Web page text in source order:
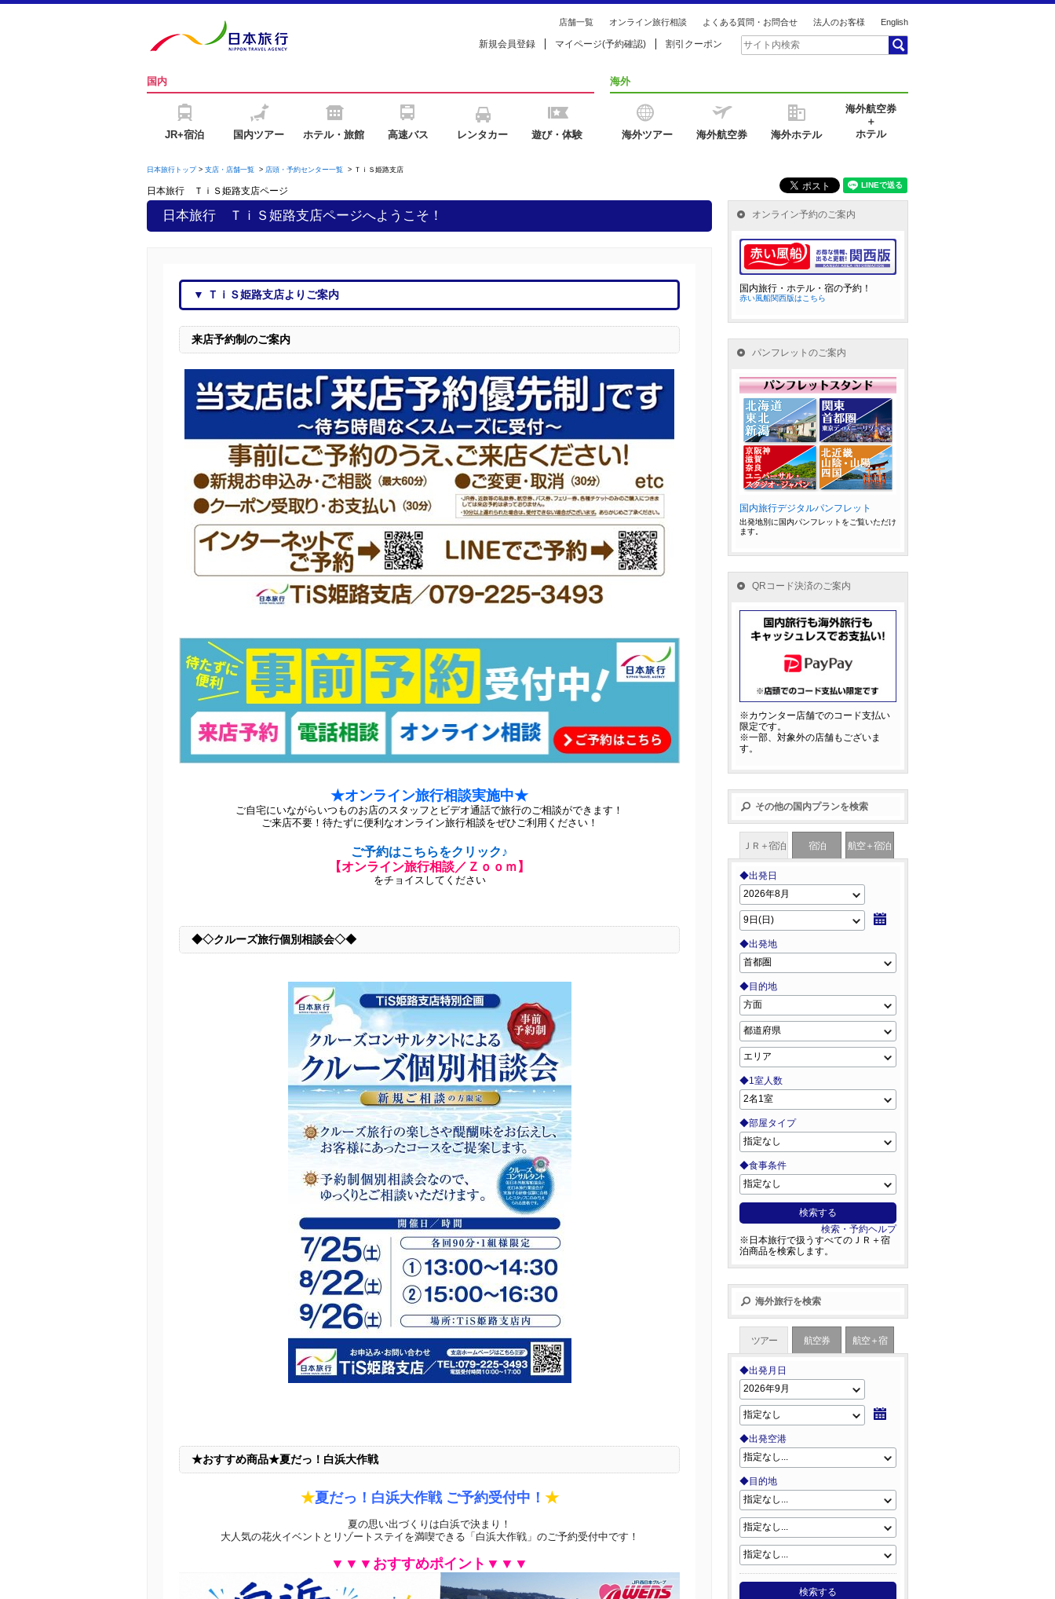
店舗一覧 オンライン旅行相談 よくある質問・お問合せ 法人のお客様 English
新規会員登録 マイページ(予約確認) 割引クーポン
国内
JR+宿泊 国内ツアー ホテル・旅館 高速バス レンタカー 遊び・体験
海外
海外ツアー 海外航空券 海外ホテル
海外航空券
＋
ホテル
日本旅行トップ> 支店・店舗一覧 > 店頭・予約センター一覧 > ＴｉＳ姫路支店
日本旅行 ＴｉＳ姫路支店ページ
日本旅行 ＴｉＳ姫路支店ページへようこそ！
▼ ＴｉＳ姫路支店よりご案内
来店予約制のご案内
★オンライン旅行相談実施中★
ご自宅にいながらいつものお店のスタッフとビデオ通話で旅行のご相談ができます！
ご来店不要！待たずに便利なオンライン旅行相談をぜひご利用ください！
ご予約はこちらをクリック♪
【オンライン旅行相談／Ｚｏｏｍ】
をチョイスしてください
◆◇クルーズ旅行個別相談会◇◆
★おすすめ商品★夏だっ！白浜大作戦
★夏だっ！白浜大作戦 ご予約受付中！ ★
夏の思い出づくりは白浜で決まり！
大人気の花火イベントとリゾートステイを満喫できる「白浜大作戦」のご予約受付中です！
▼▼▼おすすめポイント▼▼▼
オンライン予約のご案内
国内旅行・ホテル・宿の予約！
赤い風船関西版はこちら
パンフレットのご案内
国内旅行デジタルパンフレット
出発地別に国内パンフレットをご覧いただけ
ます。
QRコード決済のご案内
※カウンター店舗でのコード支払い
限定です。
※一部、対象外の店舗もございま
す。
その他の国内プランを検索
ＪＲ＋宿泊 宿泊 航空＋宿泊
◆出発日
◆出発地
◆目的地
◆1室人数
◆部屋タイプ
◆食事条件
検索する
検索・予約ヘルプ
※日本旅行で扱うすべてのＪＲ＋宿
泊商品を検索します。
海外旅行を検索
ツアー 航空券 航空＋宿
◆出発月日
◆出発空港
◆目的地
検索する